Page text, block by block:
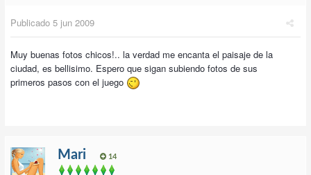
Publicado 5 jun 2009
Muy buenas fotos chicos!.. la verdad me encanta el paisaje de la
ciudad, es bellisimo. Espero que sigan subiendo fotos de sus
primeros pasos con el juego
Mari 14